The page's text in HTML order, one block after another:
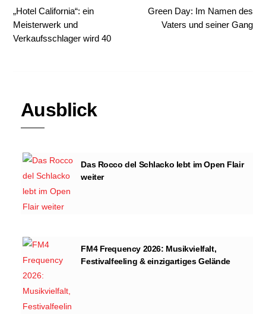
„Hotel California“: ein
Meisterwerk und
Verkaufsschlager wird 40
Green Day: Im Namen des
Vaters und seiner Gang
Ausblick
Das Rocco del Schlacko lebt im Open Flair
weiter
FM4 Frequency 2026: Musikvielfalt,
Festivalfeeling & einzigartiges Gelände